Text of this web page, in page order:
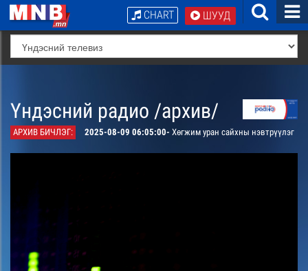
ШУУД
CHART
Үндэсний радио /архив/
АРХИВ БИЧЛЭГ: 2025-08-09 06:05:00- Хөгжим уран сайхны нэвтрүүлэг